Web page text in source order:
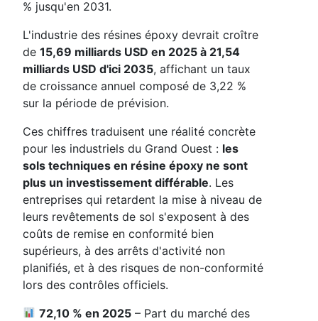
% jusqu'en 2031.
L'industrie des résines époxy devrait croître
de 15,69 milliards USD en 2025 à 21,54
milliards USD d'ici 2035, affichant un taux
de croissance annuel composé de 3,22 %
sur la période de prévision.
Ces chiffres traduisent une réalité concrète
pour les industriels du Grand Ouest : les
sols techniques en résine époxy ne sont
plus un investissement différable. Les
entreprises qui retardent la mise à niveau de
leurs revêtements de sol s'exposent à des
coûts de remise en conformité bien
supérieurs, à des arrêts d'activité non
planifiés, et à des risques de non-conformité
lors des contrôles officiels.
72,10 % en 2025 – Part du marché des